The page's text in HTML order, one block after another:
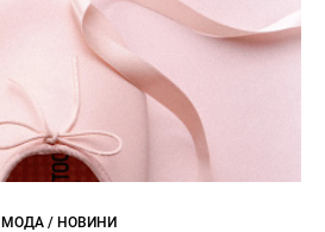
МОДА / НОВИНИ